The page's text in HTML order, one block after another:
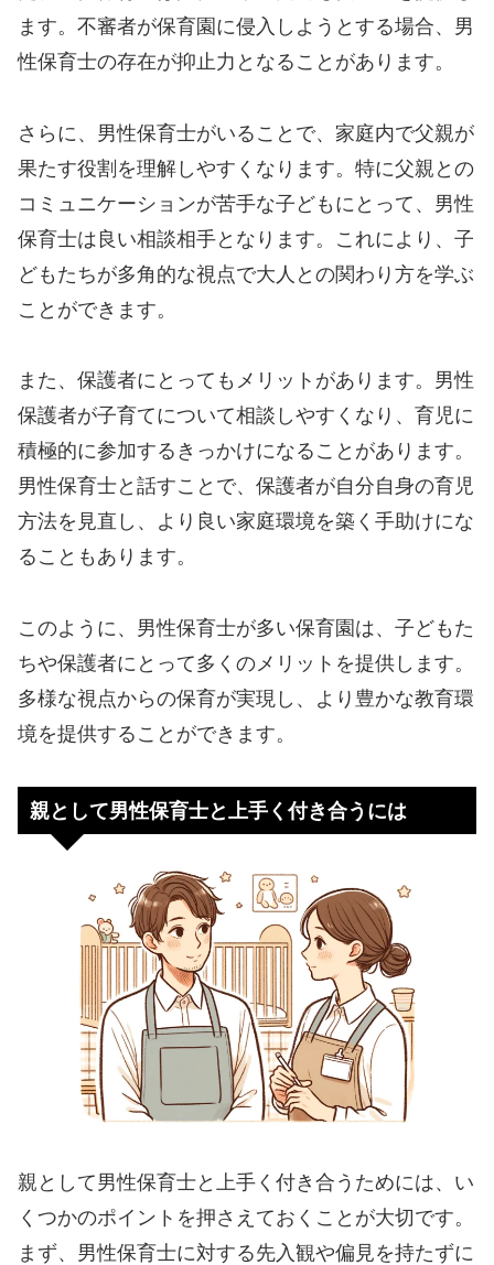
ます。不審者が保育園に侵入しようとする場合、男
性保育士の存在が抑止力となることがあります。
さらに、男性保育士がいることで、家庭内で父親が
果たす役割を理解しやすくなります。特に父親との
コミュニケーションが苦手な子どもにとって、男性
保育士は良い相談相手となります。これにより、子
どもたちが多角的な視点で大人との関わり方を学ぶ
ことができます。
また、保護者にとってもメリットがあります。男性
保護者が子育てについて相談しやすくなり、育児に
積極的に参加するきっかけになることがあります。
男性保育士と話すことで、保護者が自分自身の育児
方法を見直し、より良い家庭環境を築く手助けにな
ることもあります。
このように、男性保育士が多い保育園は、子どもた
ちや保護者にとって多くのメリットを提供します。
多様な視点からの保育が実現し、より豊かな教育環
境を提供することができます。
親として男性保育士と上手く付き合うには
親として男性保育士と上手く付き合うためには、い
くつかのポイントを押さえておくことが大切です。
まず、男性保育士に対する先入観や偏見を持たずに